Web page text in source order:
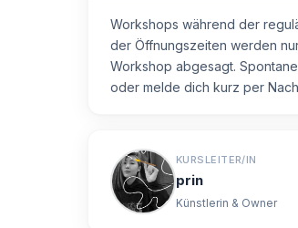
Workshops während der
der Öffnungszeiten werden
Workshop abgesagt.
oder melde dich kurz per
KURSLEITER/IN
prin
Künstlerin & Owner